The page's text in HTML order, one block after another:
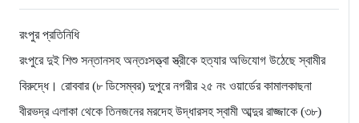
রংপুর প্রতিনিধি
রংপুরে দুই শিশু সন্তানসহ অন্তঃসত্ত্বা স্ত্রীকে হত্যার অভিযোগ উঠেছে স্বামীর
বিরুদ্ধে। রোববার (৮ ডিসেম্বর) দুপুরে নগরীর ২৫ নং ওয়ার্ডের কামালকাছনা
বীরভদ্র এলাকা থেকে তিনজনের মরদেহ উদ্ধারসহ স্বামী আব্দুর রাজ্জাকে (৩৮)